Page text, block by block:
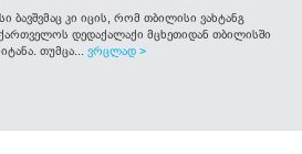
ბავშვმაც კი იცის, რომ თბილისი ვახტანგ
დედაქალაქი მცხეთიდან თბილისში
თუმცა... ვრცლად >